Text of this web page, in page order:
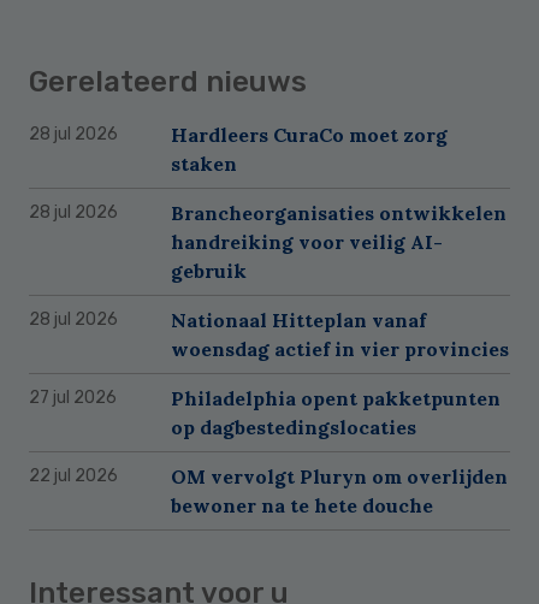
Gerelateerd nieuws
28 jul 2026
Hardleers CuraCo moet zorg
staken
28 jul 2026
Brancheorganisaties ontwikkelen
handreiking voor veilig AI-
gebruik
28 jul 2026
Nationaal Hitteplan vanaf
woensdag actief in vier provincies
27 jul 2026
Philadelphia opent pakketpunten
op dagbestedingslocaties
22 jul 2026
OM vervolgt Pluryn om overlijden
bewoner na te hete douche
Interessant voor u